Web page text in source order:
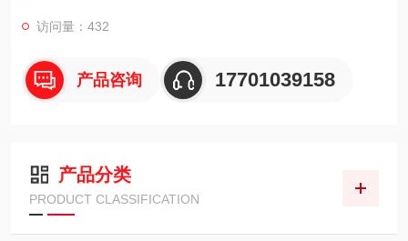
访问量：432
产品咨询 17701039158
产品分类
PRODUCT CLASSIFICATION